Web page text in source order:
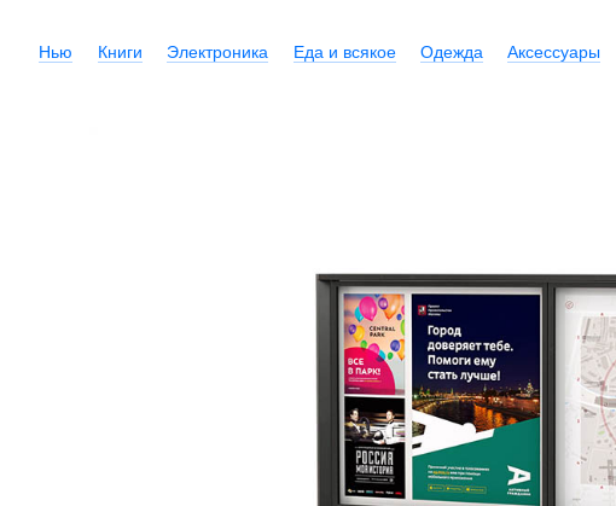
Нью Книги Электроника Еда и всякое Одежда Аксессуары